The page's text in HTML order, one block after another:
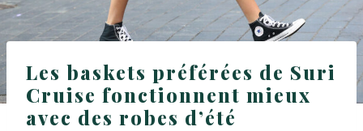
Les baskets préférées de Suri
Cruise fonctionnent mieux
avec des robes d’été